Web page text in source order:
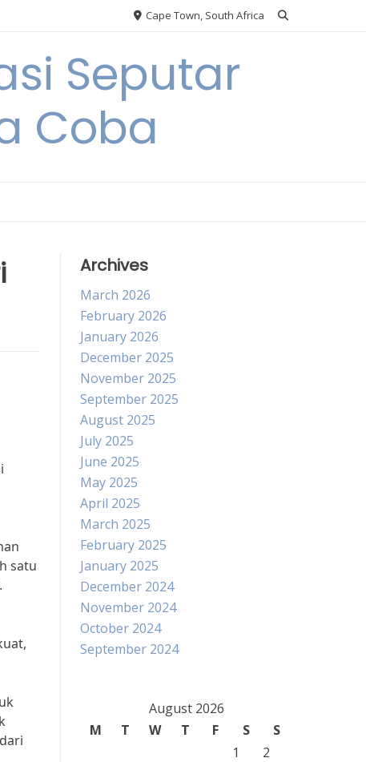
Cape Town, South Africa
Seputar
Coba
satu
Archives
March 2026
February 2026
January 2026
December 2025
November 2025
September 2025
August 2025
July 2025
June 2025
May 2025
April 2025
March 2025
February 2025
January 2025
December 2024
November 2024
October 2024
September 2024
August 2026
M
T W T F S
S
1
2